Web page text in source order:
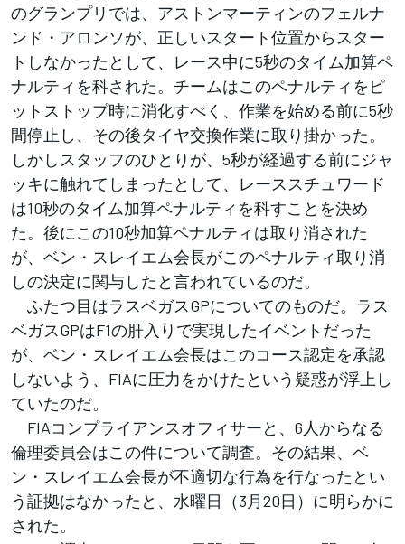
のグランプリでは、アストンマーティンのフェルナ
ンド・アロンソが、正しいスタート位置からスター
トしなかったとして、レース中に5秒のタイム加算ペ
ナルティを科された。チームはこのペナルティをピ
ットストップ時に消化すべく、作業を始める前に5秒
間停止し、その後タイヤ交換作業に取り掛かった。
しかしスタッフのひとりが、5秒が経過する前にジャ
ッキに触れてしまったとして、レーススチュワード
は10秒のタイム加算ペナルティを科すことを決め
た。後にこの10秒加算ペナルティは取り消された
が、ベン・スレイエム会長がこのペナルティ取り消
しの決定に関与したと言われているのだ。
ふたつ目はラスベガスGPについてのものだ。ラス
ベガスGPはF1の肝入りで実現したイベントだった
が、ベン・スレイエム会長はこのコース認定を承認
しないよう、FIAに圧力をかけたという疑惑が浮上し
ていたのだ。
FIAコンプライアンスオフィサーと、6人からなる
倫理委員会はこの件について調査。その結果、ベ
ン・スレイエム会長が不適切な行為を行なったとい
う証拠はなかったと、水曜日（3月20日）に明らかに
された。